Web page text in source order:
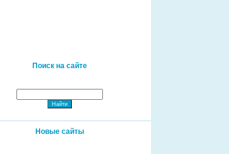
Поиск на сайте
Новые сайты